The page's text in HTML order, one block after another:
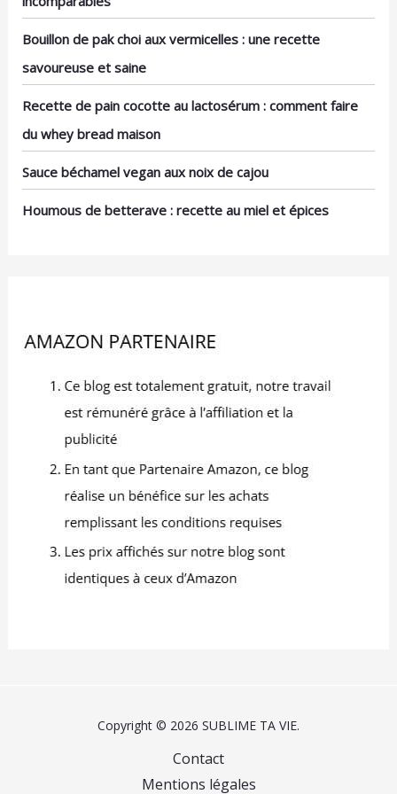
Bouillon de pak choi aux vermicelles : une recette
savoureuse et saine
Recette de pain cocotte au lactosérum : comment faire
du whey bread maison
Sauce béchamel vegan aux noix de cajou
Houmous de betterave : recette au miel et épices
Copyright © 2026 SUBLIME TA VIE.
Contact
Mentions légales